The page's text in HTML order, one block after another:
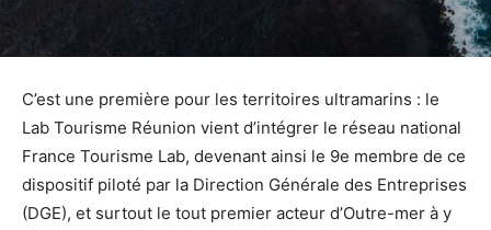
C’est une première pour les territoires ultramarins : le
Lab Tourisme Réunion vient d’intégrer le réseau national
France Tourisme Lab, devenant ainsi le 9e membre de ce
dispositif piloté par la Direction Générale des Entreprises
(DGE), et surtout le tout premier acteur d’Outre-mer à y